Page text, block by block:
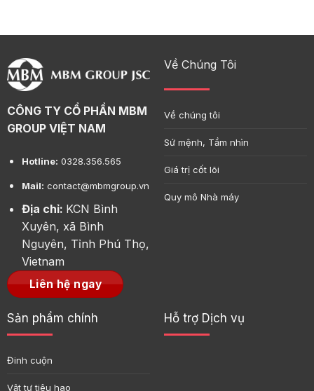
CÔNG TY CỔ PHẦN MBM
GROUP VIỆT NAM
Hotline: 0328.356.565
Mail: contact@mbmgroup.vn
Địa chỉ: KCN Bình
Xuyên, xã Bình
Nguyên, Tỉnh Phú Thọ,
Vietnam
Liên hệ ngay
Về Chúng Tôi
Về chúng tôi
Sứ mệnh, Tầm nhìn
Giá trị cốt lõi
Quy mô Nhà máy
Sản phẩm chính
Đinh cuộn
Vật tư tiêu hao
Hỗ trợ Dịch vụ